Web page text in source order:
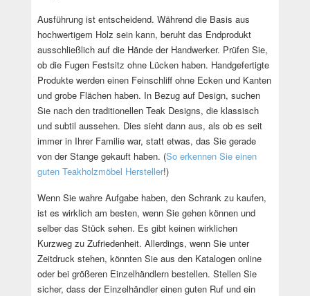
Ausführung ist entscheidend. Während die Basis aus
hochwertigem Holz sein kann, beruht das Endprodukt
ausschließlich auf die Hände der Handwerker. Prüfen Sie,
ob die Fugen Festsitz ohne Lücken haben. Handgefertigte
Produkte werden einen Feinschliff ohne Ecken und Kanten
und grobe Flächen haben. In Bezug auf Design, suchen
Sie nach den traditionellen Teak Designs, die klassisch
und subtil aussehen. Dies sieht dann aus, als ob es seit
immer in Ihrer Familie war, statt etwas, das Sie gerade
von der Stange gekauft haben. (So erkennen Sie einen
guten Teakholzmöbel Hersteller!)
Wenn Sie wahre Aufgabe haben, den Schrank zu kaufen,
ist es wirklich am besten, wenn Sie gehen können und
selber das Stück sehen. Es gibt keinen wirklichen
Kurzweg zu Zufriedenheit. Allerdings, wenn Sie unter
Zeitdruck stehen, könnten Sie aus den Katalogen online
oder bei größeren Einzelhändlern bestellen. Stellen Sie
sicher, dass der Einzelhändler einen guten Ruf und ein